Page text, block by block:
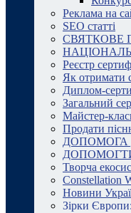
Реклама на
SEO статті
СВЯТКОВЕ
Реєстр
Як отримати
Диплом-
Загальний
Майстер-
Продати
ДОПОМОГА
Творча
Constellation
Новини
Зірки